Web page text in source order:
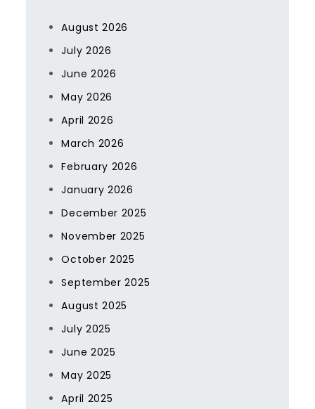
August 2026
July 2026
June 2026
May 2026
April 2026
March 2026
February 2026
January 2026
December 2025
November 2025
October 2025
September 2025
August 2025
July 2025
June 2025
May 2025
April 2025